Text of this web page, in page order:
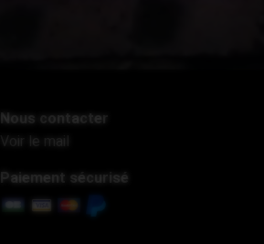
Nous contacter
Voir le mail
Paiement sécurisé